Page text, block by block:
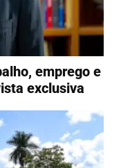
emprego e
exclusiva